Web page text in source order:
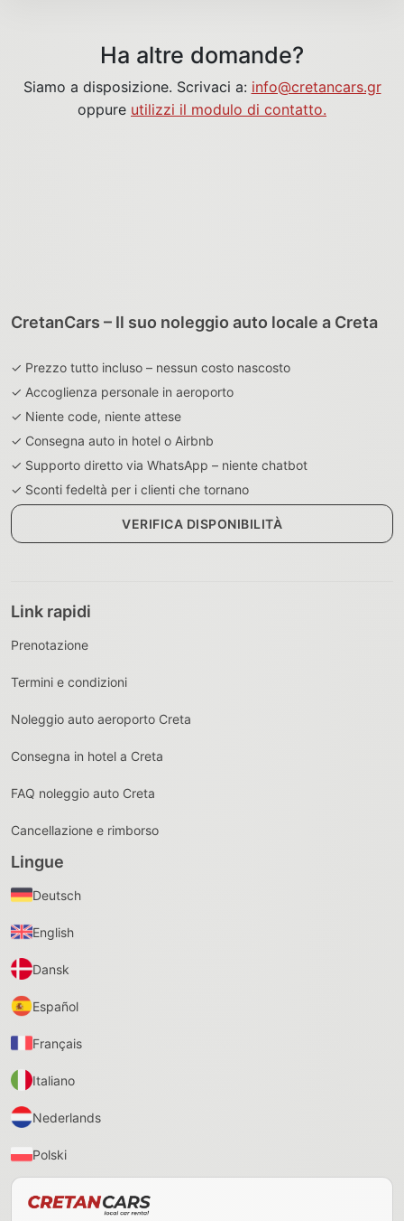
Ha altre domande?
Siamo a disposizione. Scrivaci a: info@cretancars.gr
oppure utilizzi il modulo di contatto.
CretanCars – Il suo noleggio auto locale a Creta
✓ Prezzo tutto incluso – nessun costo nascosto
✓ Accoglienza personale in aeroporto
✓ Niente code, niente attese
✓ Consegna auto in hotel o Airbnb
✓ Supporto diretto via WhatsApp – niente chatbot
✓ Sconti fedeltà per i clienti che tornano
VERIFICA DISPONIBILITÀ
Link rapidi
Prenotazione
Termini e condizioni
Noleggio auto aeroporto Creta
Consegna in hotel a Creta
FAQ noleggio auto Creta
Cancellazione e rimborso
Lingue
Deutsch
English
Dansk
Español
Français
Italiano
Nederlands
Polski